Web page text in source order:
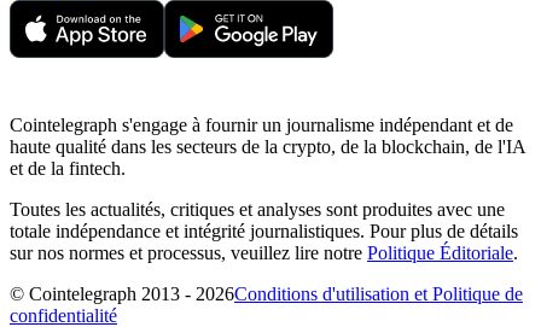
Cointelegraph s'engage à fournir un journalisme indépendant et de
haute qualité dans les secteurs de la crypto, de la blockchain, de l'IA
et de la fintech.
Toutes les actualités, critiques et analyses sont produites avec une
totale indépendance et intégrité journalistiques. Pour plus de détails
sur nos normes et processus, veuillez lire notre Politique Éditoriale.
© Cointelegraph 2013 - 2026Conditions d'utilisation et Politique de
confidentialité